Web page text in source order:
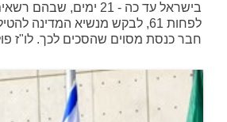
בישראל עד כה - 21 ימים,
לפחות 61, לבקש מנשיא המדינה
חבר כנסת מסוים שהסכים לכך. לו"ז